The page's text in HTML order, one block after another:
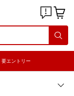
要エントリー